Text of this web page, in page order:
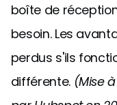
boîte de
besoin. Les
perdus s'ils
différente. (Mise